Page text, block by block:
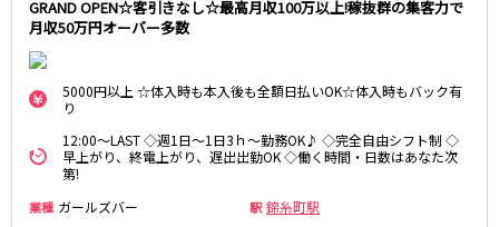
GRAND OPEN☆客引きなし☆最高月収100万以上!稼抜群の集客力で
月収50万円オーバー多数
5000円以上 ☆体入時も本入後も全額日払いOK☆体入時もバック有
り
12:00～LAST ◇週1日～1日3ｈ～勤務OK♪ ◇完全自由シフト制 ◇
早上がり、終電上がり、遅出出勤OK ◇働く時間・日数はあなた次
第!
業種 ガールズバー 駅 錦糸町駅
六本木
品川・大井町・大森
赤坂
小岩・新小岩
自由が丘・学芸大学
三軒茶屋・二子玉川
駒込・日暮里
成増・板橋
下北沢・経堂
大塚・巣鴨
東新宿駅
麻布十番駅
森下駅
勝どき駅
JR中央・総武線
千葉駅
錦糸町駅